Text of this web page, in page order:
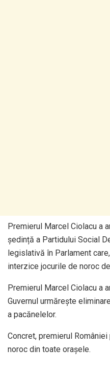
Premierul Marcel Ciolacu a
ședință a Partidului Social
legislativă în Parlament
interzice jocurile de noroc
Premierul Marcel Ciolacu a
Guvernul urmărește
a pacănelelor.
Concret, premierul
noroc din toate orașele.